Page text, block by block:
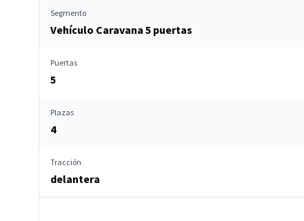
Segmento
Vehículo Caravana 5 puertas
Puertas
5
Plazas
4
Tracción
delantera